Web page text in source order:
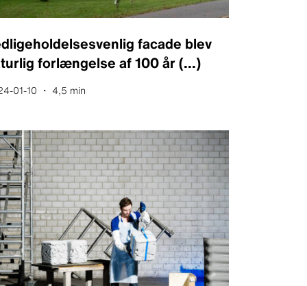
facade blev
forlængelse af 100 år(...)
01-10 ・ 4,5 min